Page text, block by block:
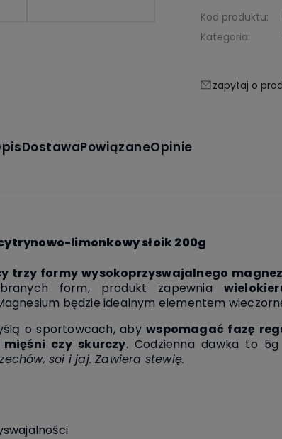
Kod produktu:
Kategoria:
zapytaj o
DostawaPowiązaneOpinie
limonkowy słoik 200g
trzy formy wysokoprzyswajalnego
form, produkt zapewnia
będzie idealnym elementem
o sportowcach, abywspomagać fazę
czy skurczy. Codzienna dawka to
soi i jaj. Zawiera stewię.